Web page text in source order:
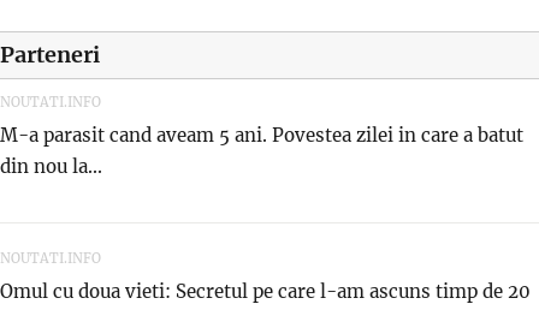
Parteneri
NOUTATI.INFO
M-a parasit cand aveam 5 ani. Povestea zilei in care a batut
din nou la...
NOUTATI.INFO
Omul cu doua vieti: Secretul pe care l-am ascuns timp de 20